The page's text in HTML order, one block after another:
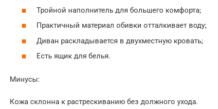
Тройной наполнитель для большего комфорта;
Практичный материал обивки отталкивает воду;
Диван раскладывается в двухместную кровать;
Есть ящик для белья.
Минусы:
Кожа склонна к растрескиванию без должного ухода.